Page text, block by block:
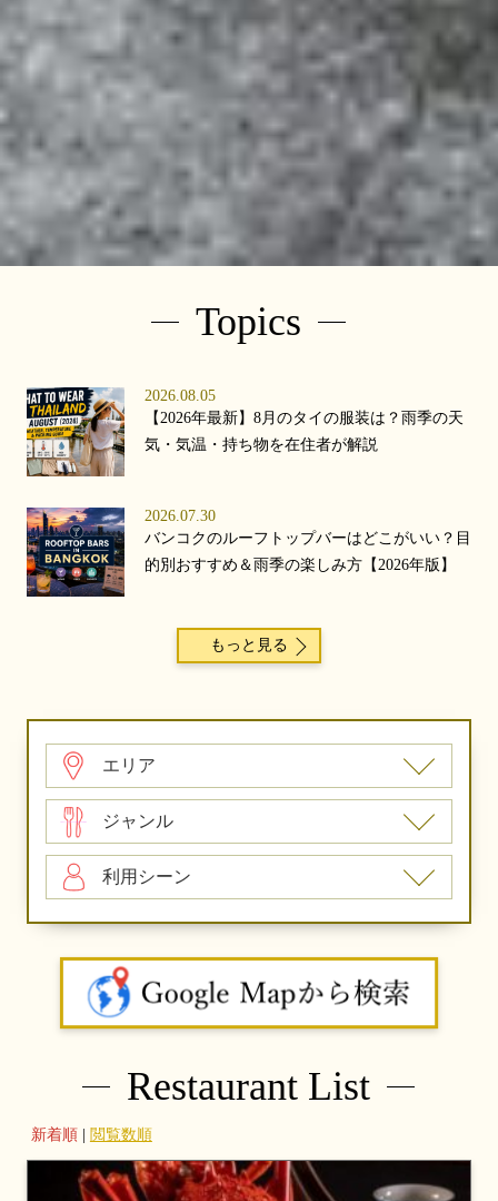
Topics
2026.08.05
【2026年最新】8月のタイの服装は？雨季の天
気・気温・持ち物を在住者が解説
2026.07.30
バンコクのルーフトップバーはどこがいい？目
的別おすすめ＆雨季の楽しみ方【2026年版】
もっと見る
Restaurant List
新着順 閲覧数順